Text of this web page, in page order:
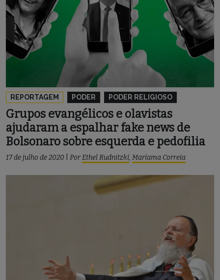
REPORTAGEM PODER PODER RELIGIOSO
Grupos evangélicos e olavistas
ajudaram a espalhar fake news de
Bolsonaro sobre esquerda e pedofilia
17 de julho de 2020 PorEthel Rudnitzki, Mariama Correia